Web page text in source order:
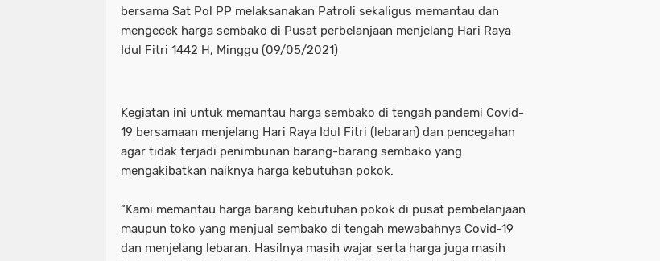
bersama Sat Pol PP melaksanakan Patroli sekaligus memantau dan
mengecek harga sembako di Pusat perbelanjaan menjelang Hari Raya
Idul Fitri 1442 H, Minggu (09/05/2021)
Kegiatan ini untuk memantau harga sembako di tengah pandemi Covid-
19 bersamaan menjelang Hari Raya Idul Fitri (lebaran) dan pencegahan
agar tidak terjadi penimbunan barang-barang sembako yang
mengakibatkan naiknya harga kebutuhan pokok.
“Kami memantau harga barang kebutuhan pokok di pusat pembelanjaan
maupun toko yang menjual sembako di tengah mewabahnya Covid-19
dan menjelang lebaran. Hasilnya masih wajar serta harga juga masih